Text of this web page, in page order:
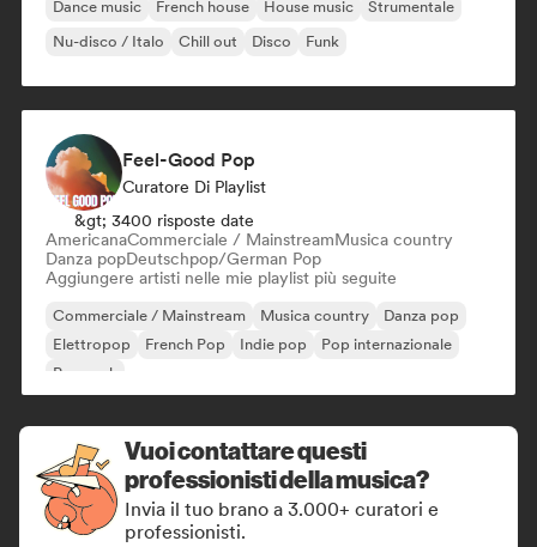
Dance music French house House music
Strumentale
Nu-disco / Italo
Chill out Disco Funk
Feel-Good Pop
Curatore Di Playlist
&gt; 3400 risposte date
AmericanaCommerciale / MainstreamMusica country
Danza popDeutschpop/German Pop
Aggiungere artisti nelle mie playlist più seguite
Commerciale / Mainstream Musica country
Danza pop
Elettropop
French Pop Indie pop
Pop internazionale
Pop rock
Vuoi contattare questi
professionisti della musica?
Invia il tuo brano a 3.000+ curatori e
professionisti.